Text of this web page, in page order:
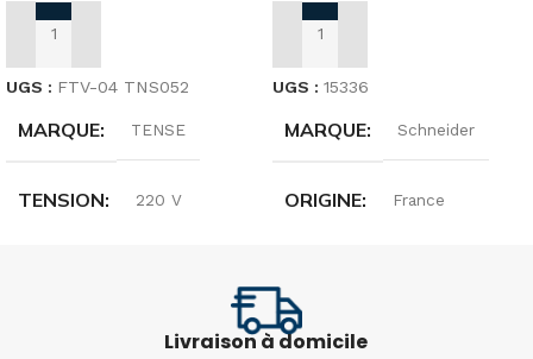
AJOUTER AU PANIER
UGS : FTV-04 TNS052
MARQUE TENSE
TENSION 220 V
4VA
AJOUTER AU PANIER
UGS : 15336
MARQUE Schneider
ORIGINE France
FRÉQUENCE
Livraison à domicile